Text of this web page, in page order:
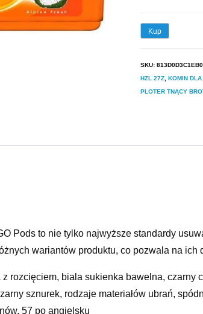
Kup
SKU: 813D0D3C1EB0
HZL 27Z KOMIN
PLOTER TNĄCY
Pods to nie tylko najwyższe standardy
wariantów produktu, co pozwala na ich
rozcięciem, biala sukienka bawelna, czarny
sznurek, rodzaje materiałów ubrań,
57 po angielsku